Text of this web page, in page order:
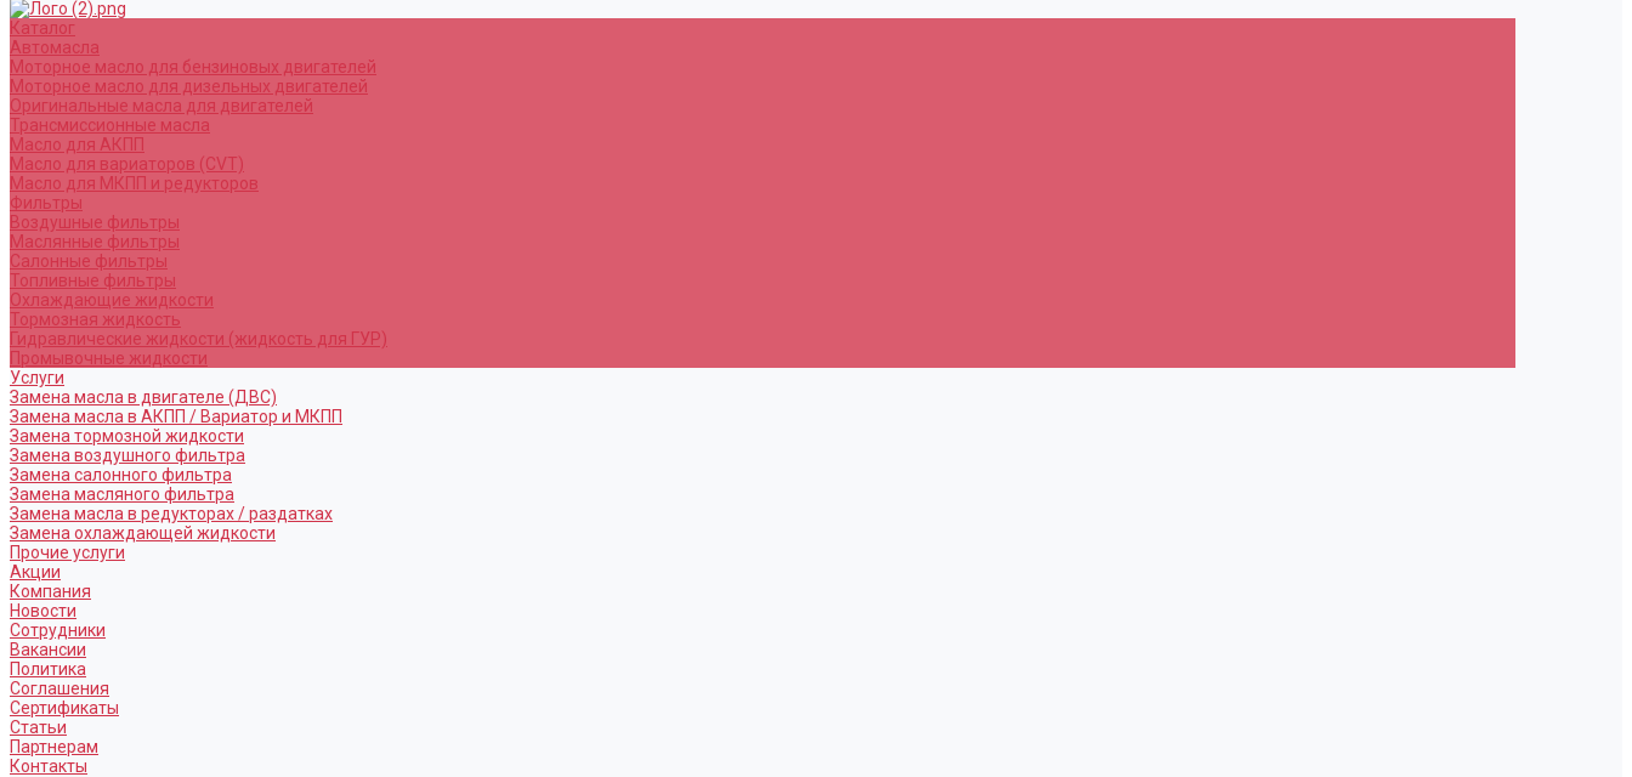
Каталог
Автомасла
Моторное масло для бензиновых двигателей
Моторное масло для дизельных двигателей
Оригинальные масла для двигателей
Трансмиссионные масла
Масло для АКПП
Масло для вариаторов (CVT)
Масло для МКПП и редукторов
Фильтры
Воздушные фильтры
Маслянные фильтры
Салонные фильтры
Топливные фильтры
Охлаждающие жидкости
Тормозная жидкость
Гидравлические жидкости (жидкость для ГУР)
Промывочные жидкости
Услуги
Замена масла в двигателе (ДВС)
Замена масла в АКПП / Вариатор и МКПП
Замена тормозной жидкости
Замена воздушного фильтра
Замена салонного фильтра
Замена масляного фильтра
Замена масла в редукторах / раздатках
Замена охлаждающей жидкости
Прочие услуги
Акции
Компания
Новости
Сотрудники
Вакансии
Политика
Соглашения
Сертификаты
Статьи
Партнерам
Контакты